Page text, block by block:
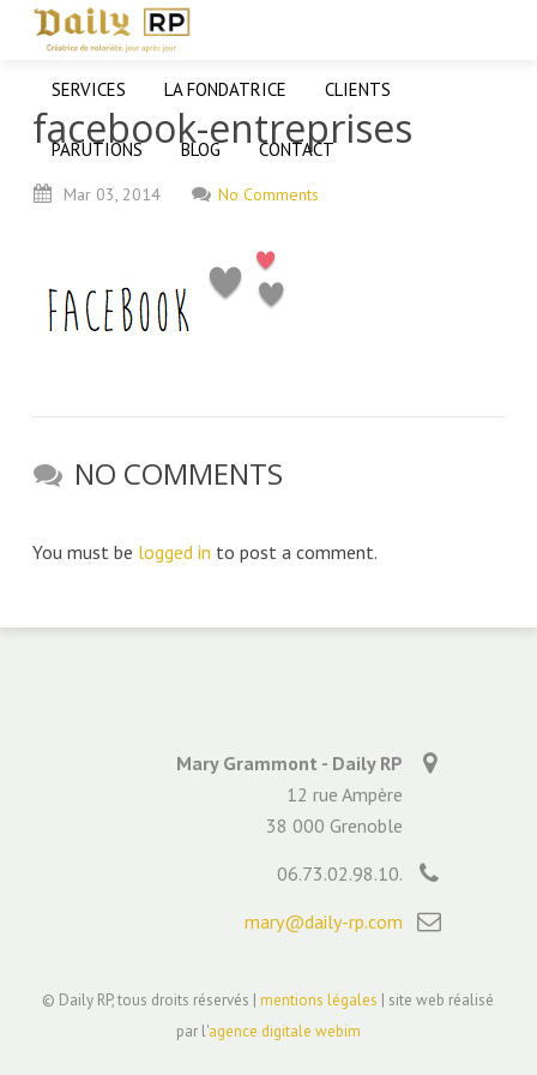
SERVICES LA FONDATRICE CLIENTS
PARUTIONS BLOG CONTACT
facebook-entreprises
Mar 03, 2014 No Comments
NO COMMENTS
You must be logged in to post a comment.
Mary Grammont - Daily RP
12 rue Ampère
38 000 Grenoble
06.73.02.98.10.
mary@daily-rp.com
© Daily RP, tous droits réservés |mentions légales | site web réalisé
par l'agence digitale webim